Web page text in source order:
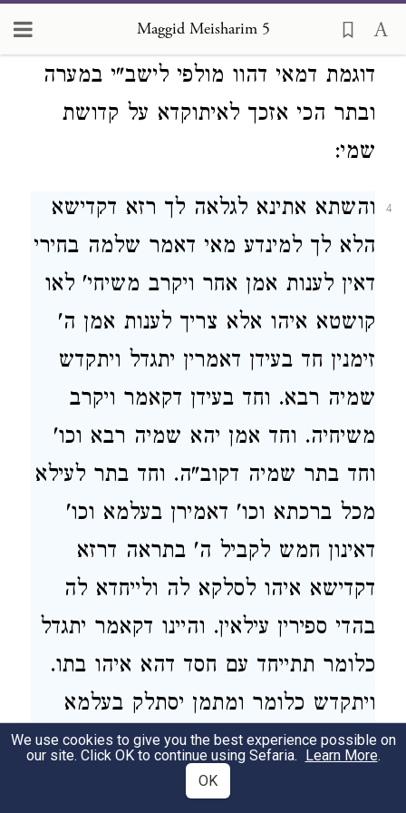
Maggid Meisharim 5
מלאכין דטאסין בארבע גדפין ילפין לכון
דוגמת דמאי דהוו מולפי לישב"י במערה
ובתר הכי אזכך לאיתוקדא על קדושת
שמי:
4
והשתא אתינא לגלאה לך רזא דקדישא
הלא לך למינדע מאי דאמר שלמה בחירי
דאין לענות אמן אחר ויקרב משיחי' לאו
קושטא איהו אלא צריך לענות אמן ה'
זימנין חד בעידן דאמרין יתגדל ויתקדש
שמיה רבא. וחד בעידן דקאמר ויקרב
משיחיה. וחד אמן יהא שמיה רבא וכו'
וחד בתר שמיה דקוב"ה. וחד בתר לעילא
מכל ברכתא וכו' דאמירן בעלמא וכו'
דאינון חמש לקביל ה' בתראה דרזא
דקדישא איהו לסלקא לה ולייחדא לה
בהדי ספירין עילאין. והיינו דקאמר יתגדל
כלומר תתייחד עם חסד דהא איהו בתו.
ויתקדש כלומר ומתמן יסתלק בעלמא
דקדושה דהיינו בינה. שמיה רבא היינו
כנסת ישראל. דכד מתייחדא עם תפארת
We use cookies to give you the best experience possible on
our site. Click OK to continue using Sefaria. Learn More.
OK